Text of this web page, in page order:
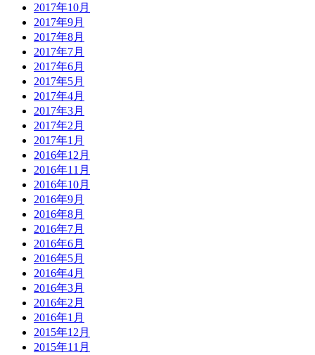
2017年10月
2017年9月
2017年8月
2017年7月
2017年6月
2017年5月
2017年4月
2017年3月
2017年2月
2017年1月
2016年12月
2016年11月
2016年10月
2016年9月
2016年8月
2016年7月
2016年6月
2016年5月
2016年4月
2016年3月
2016年2月
2016年1月
2015年12月
2015年11月